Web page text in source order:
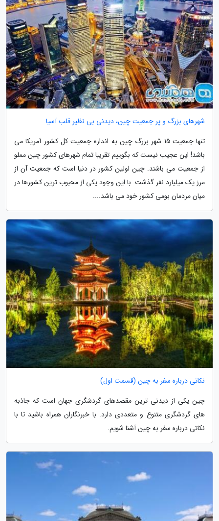
شهرهای بزرگ و پر جمعیت چین، دیدنی بی نظیر قلب آسیا
تنها جمعیت 15 شهر بزرگ چین به اندازه جمعیت کل کشور آمریکا می
باشد! این عجیب نیست که بگوییم تقریبا تمام شهرهای کشور چین مملو
از جمعیت می باشند. چین اولین کشور در دنیا است که جمعیت آن از
مرز یک میلیارد نفر گذشت. با این وجود یکی از محبوب ترین کشورها در
میان مردمان بومی کشور خود می باشد....
نکاتی درباره سفر به چین (قسمت اول)
چین یکی از دیدنی ترین مقصدهای گردشگری جهان است که جاذبه
های گردشگری متنوع و متعددی دارد. با خبرنگاران همراه باشید تا با
نکاتی درباره سفر به چین آشنا شویم.